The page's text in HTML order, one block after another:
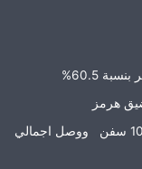
60.5%
هرمز
ميناء دمياط يستقبل عدد 10 سفن .. بينما غادر 10 سفن ووصل اجمالي